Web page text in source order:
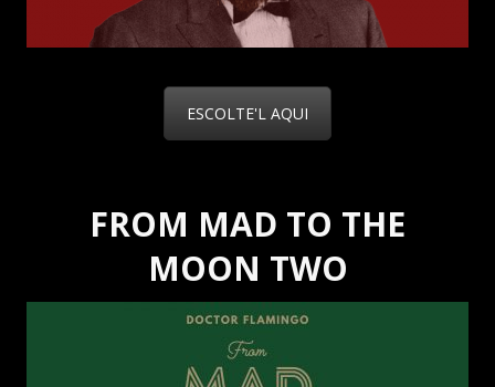
ESCOLTE'L AQUI
FROM MAD TO THE
MOON TWO